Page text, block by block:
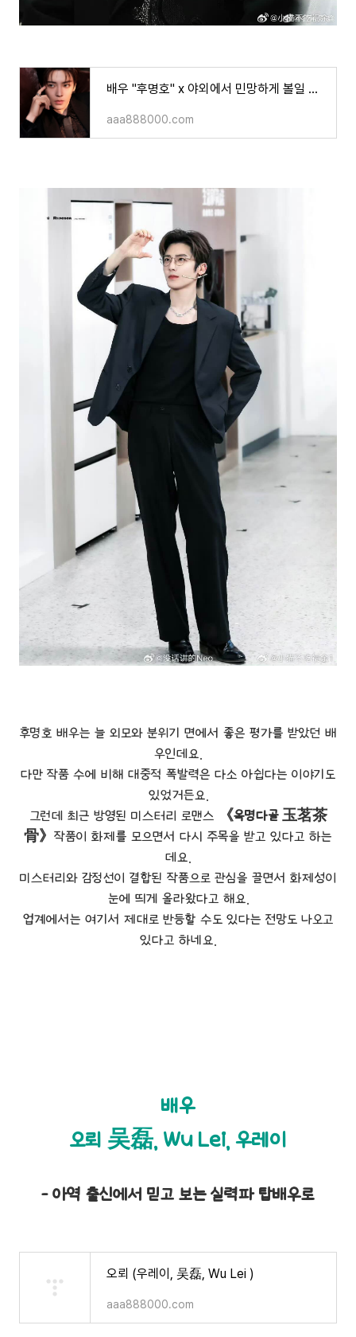
배우 "후명호" x 야외에서 민망하게 볼일 보는 모습이..?! ㄷㄷ
aaa888000.com
후명호 배우는 늘 외모와 분위기 면에서 좋은 평가를 받았던 배
우인데요.
다만 작품 수에 비해 대중적 폭발력은 다소 아쉽다는 이야기도
있었거든요.
그런데 최근 방영된 미스터리 로맨스
《옥명다골 玉茗茶
骨》 작품이 화제를 모으면서 다시 주목을 받고 있다고 하는
데요.
미스터리와 감정선이 결합된 작품으로 관심을 끌면서 화제성이
눈에 띄게 올라왔다고 해요.
업계에서는 여기서 제대로 반등할 수도 있다는 전망도 나오고
있다고 하네요.
배우
오뢰 吴磊, Wu Lei, 우레이
- 아역 출신에서 믿고 보는 실력파 탑배우로
오뢰 (우레이, 吴磊, Wu Lei )
aaa888000.com